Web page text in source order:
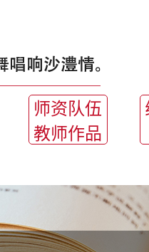
师资队伍
教师作品